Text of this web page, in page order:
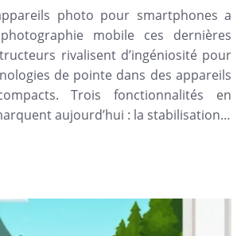
photo pour smartphones a
mobile ces dernières
rivalisent d’ingéniosité pour
de pointe dans des appareils
Trois fonctionnalités en
aujourd’hui : la stabilisation…